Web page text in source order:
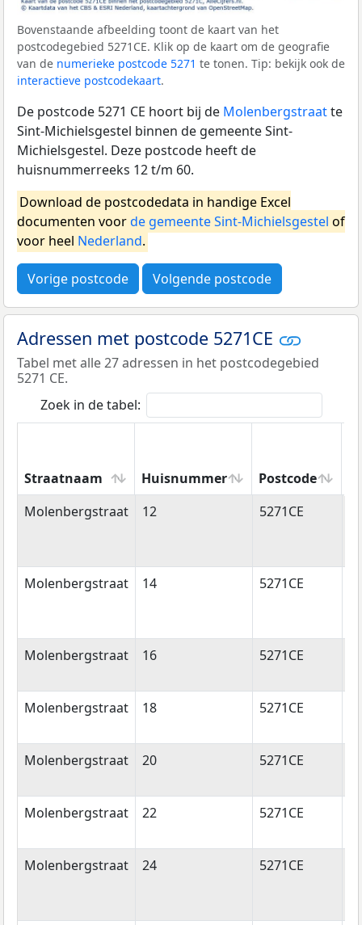
Bovenstaande afbeelding toont de kaart van het
postcodegebied 5271CE. Klik op de kaart om de geografie
van de numerieke postcode 5271 te tonen. Tip: bekijk ook de
interactieve postcodekaart.
De postcode 5271 CE hoort bij de Molenbergstraatte
Sint-Michielsgestel binnen de gemeente Sint-
Michielsgestel. Deze postcode heeft de
huisnummerreeks 12 t/m 60.
Download de postcodedata in handige Excel
documenten voorde gemeente Sint-Michielsgestel of
voor heel Nederland.
Vorige postcode Volgende postcode
Adressen met postcode 5271CE
Tabel met alle 27 adressen in het postcodegebied
5271 CE.
Zoek in de tabel:
Straatnaam Huisnummer Postcode
Straatnaam
Huisnummer Postcode
Molenbergstraat 12 5271CE
Molenbergstraat 14 5271CE
Molenbergstraat 16 5271CE
Molenbergstraat
18 5271CE
Molenbergstraat
20 5271CE
Molenbergstraat
22 5271CE
Molenbergstraat
24 5271CE